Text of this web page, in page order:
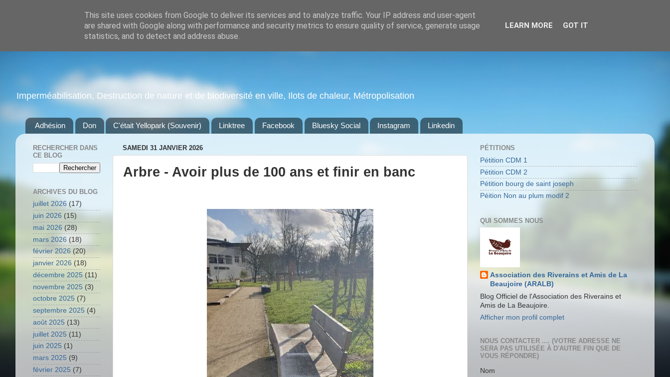
Imperméabilisation, Destruction de nature et de biodiversité en ville, Ilots de chaleur, Métropolisation
Adhésion Don C'était Yellopark (Souvenir) Linktree Facebook Bluesky Social Instagram Linkedin
SAMEDI 31 JANVIER 2026
Arbre - Avoir plus de 100 ans et finir en banc
RECHERCHER DANS
CE BLOG
ARCHIVES DU BLOG
juillet 2026 (17)
juin 2026 (15)
mai 2026 (28)
mars 2026 (18)
février 2026 (20)
janvier 2026 (18)
décembre 2025 (11)
novembre 2025 (3)
octobre 2025 (7)
septembre 2025 (4)
août 2025 (13)
juillet 2025 (11)
juin 2025 (1)
mars 2025 (9)
février 2025 (7)
PÉTITIONS
Pétition CDM 1
Pétition CDM 2
Pétition bourg de saint joseph
Péition Non au plum modif 2
QUI SOMMES NOUS
Association des Riverains et Amis de La
Beaujoire (ARALB)
Blog Officiel de l'Association des Riverains et
Amis de La Beaujoire.
Afficher mon profil complet
NOUS CONTACTER .... (VOTRE ADRESSE NE
SERA PAS UTILISÉE À D'AUTRE FIN QUE DE
VOUS RÉPONDRE)
Nom
This site uses cookies from Google to deliver its services and to analyze traffic. Your IP address and user-agent
are shared with Google along with performance and security metrics to ensure quality of service, generate usage
statistics, and to detect and address abuse.
LEARN MORE GOT IT